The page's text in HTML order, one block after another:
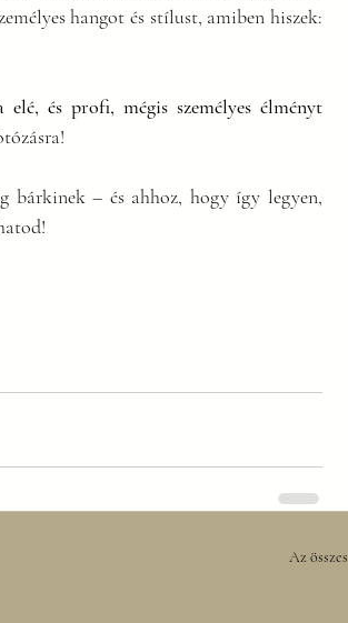
hangot és stílust, amiben hiszek:
és profi, mégis személyes élményt
bárkinek – és ahhoz, hogy így legyen,
Az